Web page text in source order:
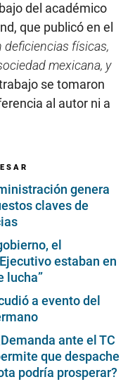
del académico
que publicó en el
deficiencias físicas,
mexicana, y
se tomaron
al autor ni a
genera
claves de
el
estaban en
lucha”
a evento del
ante el TC
que despache
podría prosperar?